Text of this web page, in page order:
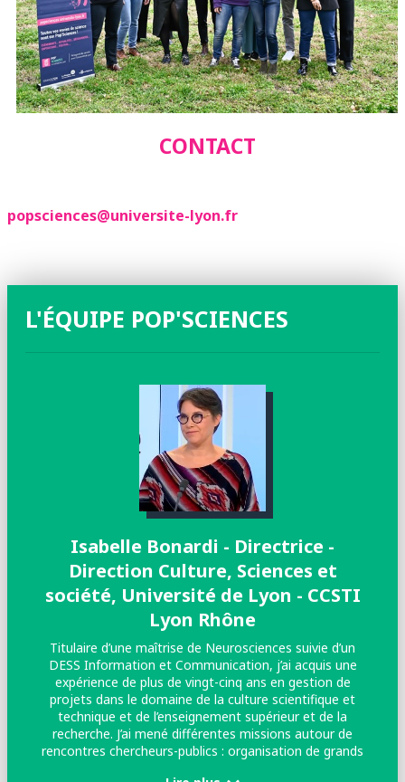
CONTACT
popsciences@universite-lyon.fr
L'ÉQUIPE POP'SCIENCES
Isabelle Bonardi - Directrice -
Direction Culture, Sciences et
société, Université de Lyon - CCSTI
Lyon Rhône
Titulaire d’une maîtrise de Neurosciences suivie d’un
DESS Information et Communication, j’ai acquis une
expérience de plus de vingt-cinq ans en gestion de
projets dans le domaine de la culture scientifique et
technique et de l’enseignement supérieur et de la
recherche. J’ai mené différentes missions autour de
rencontres chercheurs-publics : organisation de grands